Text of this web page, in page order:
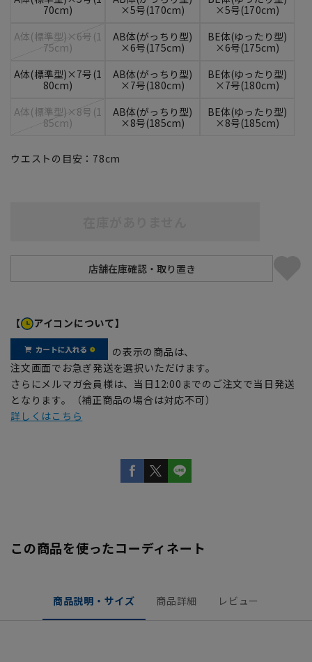
70cm)
×5号(170cm)
×5号(170cm)
A体(標準型)×6号(1
75cm)
AB体(がっちり型)
×6号(175cm)
BE体(ゆったり型)
×6号(175cm)
A体(標準型)×7号(1
80cm)
AB体(がっちり型)
×7号(180cm)
BE体(ゆったり型)
×7号(180cm)
A体(標準型)×8号(1
85cm)
AB体(がっちり型)
×8号(185cm)
BE体(ゆったり型)
×8号(185cm)
ウエストの目安： 78cm
【 アイコンについて】
の表示の商品は、
注文画面でお急ぎ発送を選択いただけます。
さらにメルマガ会員様は、当日12:00までのご注文で当日発送
となります。（補正商品の場合は対応不可）
詳しくはこちら
この商品を使ったコーディネート
商品説明・サイズ 商品詳細 レビュー